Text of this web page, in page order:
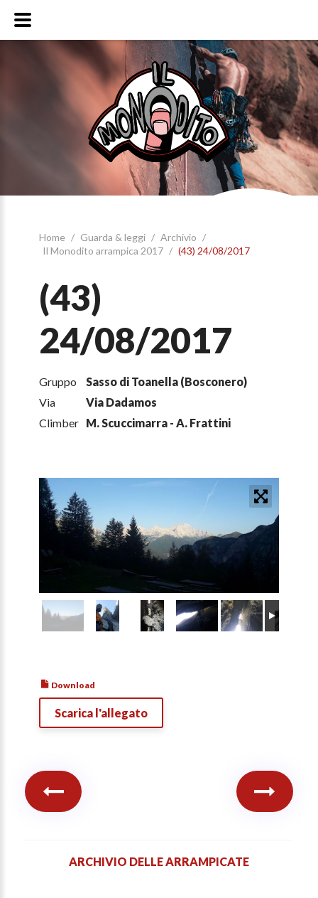
Home / Guarda & leggi / Archivio /
Il Monodito arrampica 2017 / (43) 24/08/2017
(43)
24/08/2017
Gruppo
Sasso di Toanella (Bosconero)
Via
Via Dadamos
Climber M. Scuccimarra - A. Frattini
Download
Scarica l'allegato
ARCHIVIO DELLE ARRAMPICATE